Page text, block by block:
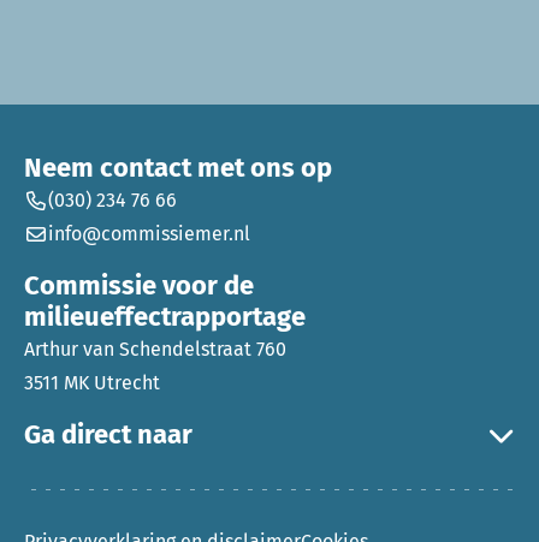
Ga direct naar
Neem contact met ons op
(030) 234 76 66
info@commissiemer.nl
Commissie voor de
milieueffectrapportage
Arthur van Schendelstraat 760
3511 MK Utrecht